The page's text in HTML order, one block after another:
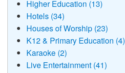
Higher Education (13)
Hotels (34)
Houses of Worship (23)
K12 & Primary Education (4)
Karaoke (2)
Live Entertainment (41)